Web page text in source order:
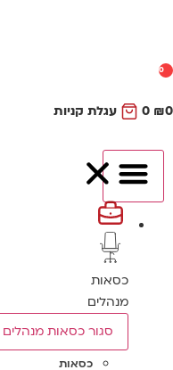
0
₪
0 עגלת קניות
כסאות
מנהלים
סגור כסאות מנהלים
כסאות